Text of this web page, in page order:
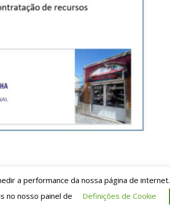
a performance da nossa página de internet.
no nosso painel de
Definições de Cookie